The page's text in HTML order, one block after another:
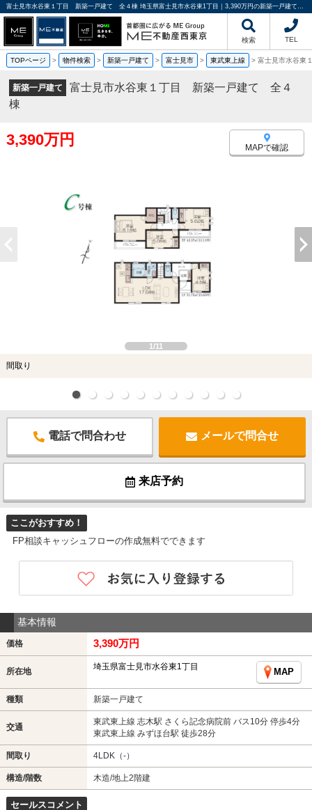
富士見市水谷東１丁目 新築一戸建て 全４棟 埼玉県富士見市水谷東1丁目｜3,390万円の新築一戸建て｜分譲住宅や新築物件｜ME不動産西東京
検索 TEL
TOPページ > 物件検索 > 新築一戸建て > 富士見市 > 東武東上線 > 富士見市水谷
新築一戸建て
富士見市水谷東１丁目 新築一戸建て 全４
棟
3,390万円 MAPで確認
1/11
間取り
電話で問合わせ メールで問合せ
来店予約
ここがおすすめ！
FP相談キャッシュフローの作成無料でできます
基本情報
価格 3,390万円
所在地 埼玉県富士見市水谷東1丁目
MAP
種類 新築一戸建て
交通
東武東上線 志木駅 さくら記念病院前 バス10分 停歩4分
東武東上線 みずほ台駅 徒歩28分
間取り 4LDK（-）
構造/階数 木造/地上2階建
セールスコメント